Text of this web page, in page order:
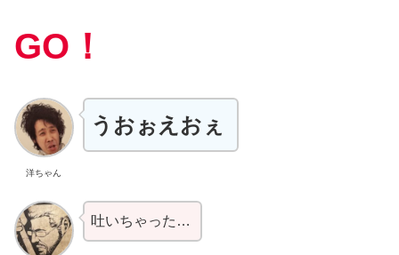
GO！
洋ちゃん
うおぉえおぇ
吐いちゃった…